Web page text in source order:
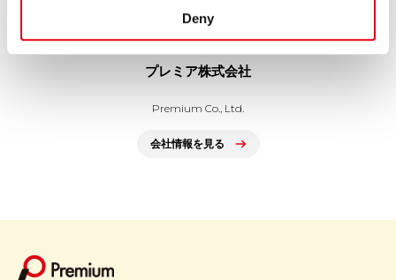
Deny
プレミア株式会社
Premium Co., Ltd.
会社情報を見る